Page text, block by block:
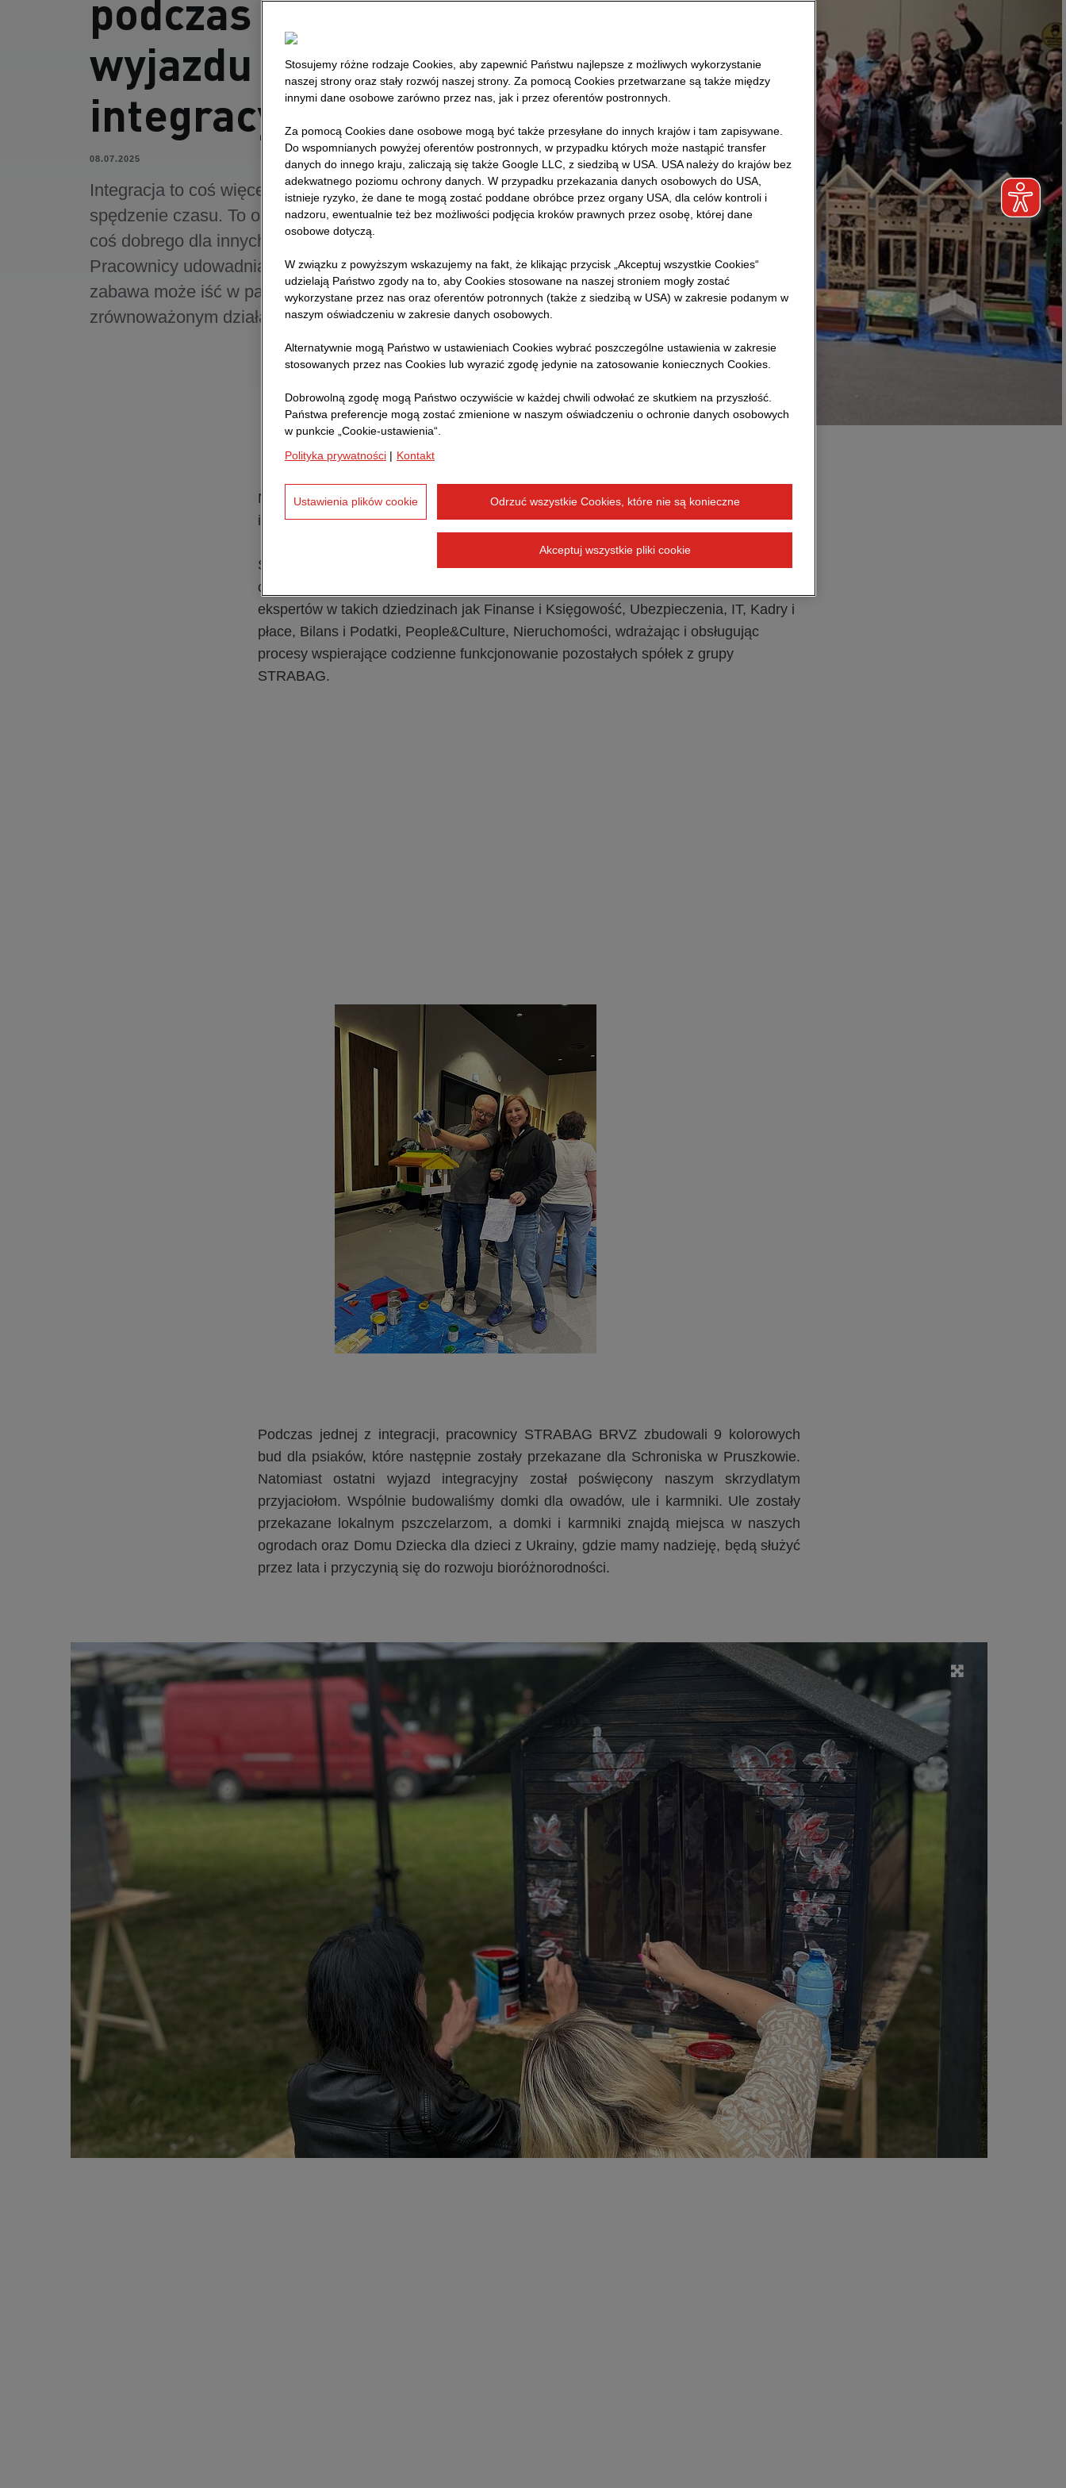
podczas
wyjazdu
integracyjnego.
08.07.2025
Integracja to coś więcej niż wspólne
spędzenie czasu. To okazja, aby zrobić
coś dobrego dla innych i dla planety.
Pracownicy udowadniają, że świetna
zabawa może iść w parze ze
zrównoważonym działaniem.
Na co dzień zespoły STRABAG BRVZ pracują w swoich specjalistycznych obszarach
i w międzynarodowych strukturach, dlatego spotkania integracyjne mają znaczenie.
STRABAG BRVZ to spółka serwisowa należąca do koncernu STRABAG, która
odgrywa kluczową rolę jako centrum usług wspólnych dla biznesu. Zatrudnia
ekspertów w takich dziedzinach jak Finanse i Księgowość, Ubezpieczenia, IT, Kadry i
płace, Bilans i Podatki, People&Culture, Nieruchomości, wdrażając i obsługując
procesy wspierające codzienne funkcjonowanie pozostałych spółek z grupy
STRABAG.
Podczas jednej z integracji, pracownicy STRABAG BRVZ zbudowali 9 kolorowych
bud dla psiaków, które następnie zostały przekazane dla Schroniska w Pruszkowie.
Natomiast ostatni wyjazd integracyjny został poświęcony naszym skrzydlatym
przyjaciołom. Wspólnie budowaliśmy domki dla owadów, ule i karmniki. Ule zostały
przekazane lokalnym pszczelarzom, a domki i karmniki znajdą miejsca w naszych
ogrodach oraz Domu Dziecka dla dzieci z Ukrainy, gdzie mamy nadzieję, będą służyć
przez lata i przyczynią się do rozwoju bioróżnorodności.
Stosujemy różne rodzaje Cookies, aby zapewnić Państwu najlepsze z możliwych wykorzystanie
naszej strony oraz stały rozwój naszej strony. Za pomocą Cookies przetwarzane są także między
innymi dane osobowe zarówno przez nas, jak i przez oferentów postronnych.
Za pomocą Cookies dane osobowe mogą być także przesyłane do innych krajów i tam zapisywane.
Do wspomnianych powyżej oferentów postronnych, w przypadku których może nastąpić transfer
danych do innego kraju, zaliczają się także Google LLC, z siedzibą w USA. USA należy do krajów bez
adekwatnego poziomu ochrony danych. W przypadku przekazania danych osobowych do USA,
istnieje ryzyko, że dane te mogą zostać poddane obróbce przez organy USA, dla celów kontroli i
nadzoru, ewentualnie też bez możliwości podjęcia kroków prawnych przez osobę, której dane
osobowe dotyczą.
W związku z powyższym wskazujemy na fakt, że klikając przycisk „Akceptuj wszystkie Cookies“
udzielają Państwo zgody na to, aby Cookies stosowane na naszej stroniem mogły zostać
wykorzystane przez nas oraz oferentów potronnych (także z siedzibą w USA) w zakresie podanym w
naszym oświadczeniu w zakresie danych osobowych.
Alternatywnie mogą Państwo w ustawieniach Cookies wybrać poszczególne ustawienia w zakresie
stosowanych przez nas Cookies lub wyrazić zgodę jedynie na zatosowanie koniecznych Cookies.
Dobrowolną zgodę mogą Państwo oczywiście w każdej chwili odwołać ze skutkiem na przyszłość.
Państwa preferencje mogą zostać zmienione w naszym oświadczeniu o ochronie danych osobowych
w punkcie „Cookie-ustawienia“.
Polityka prywatności | Kontakt
Odrzuć wszystkie Cookies, które nie są konieczne
Akceptuj wszystkie pliki cookie
Ustawienia plików cookie